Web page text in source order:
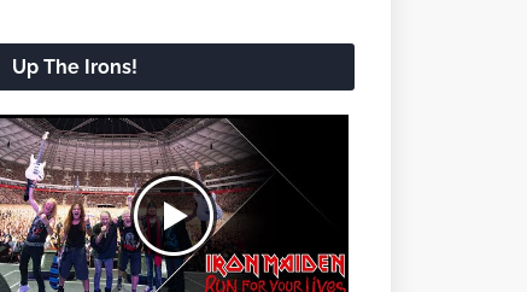
Up The Irons!